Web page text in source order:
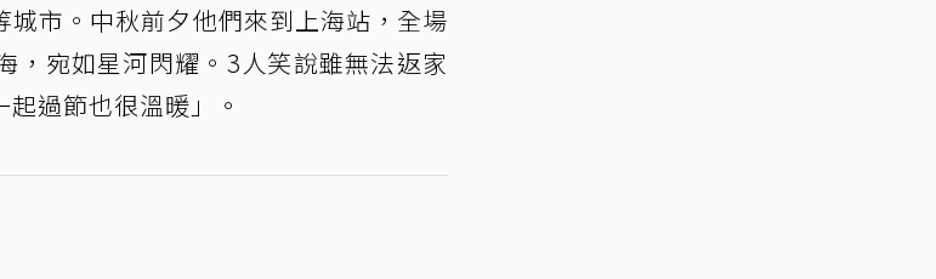
市。中秋前夕他們來到上海站，全場
，宛如星河閃耀。3人笑說雖無法返家
過節也很溫暖」。